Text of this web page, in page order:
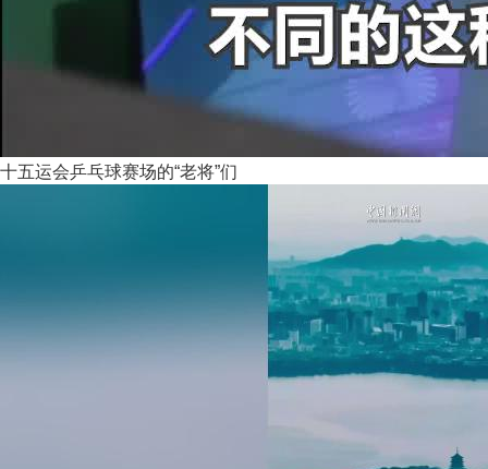
十五运会乒乓球赛场的“老将”们